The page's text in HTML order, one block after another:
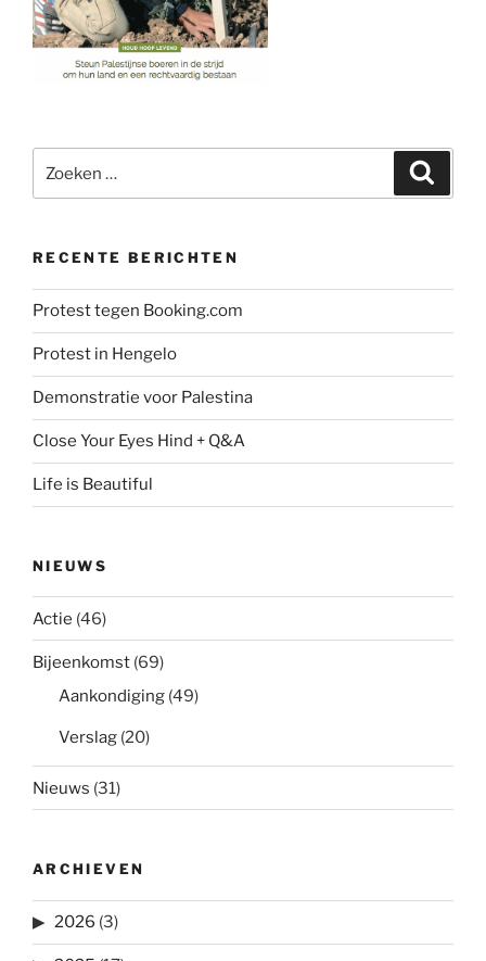
naar:
RECENTE BERICHTEN
Protest tegen Booking.com
Protest in Hengelo
Demonstratie voor Palestina
Close Your Eyes Hind + Q&A
Life is Beautiful
NIEUWS
Actie (46)
Bijeenkomst (69)
Aankondiging (49)
Verslag (20)
Nieuws (31)
ARCHIEVEN
2026 (3)